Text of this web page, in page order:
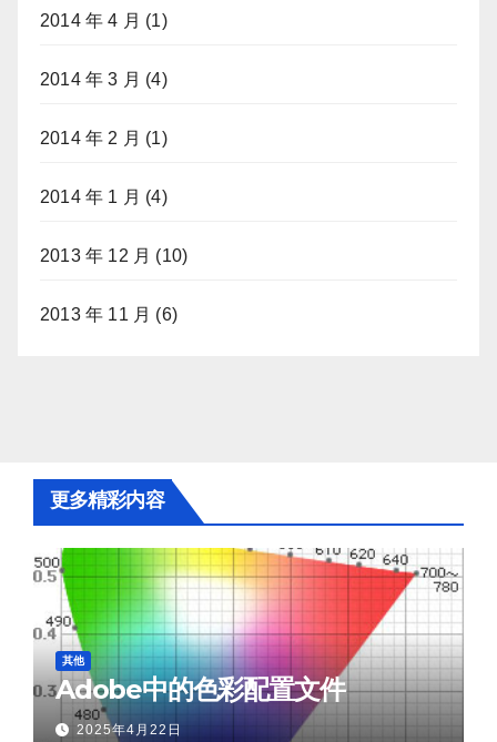
2014 年 4 月 (1)
2014 年 3 月 (4)
2014 年 2 月 (1)
2014 年 1 月 (4)
2013 年 12 月 (10)
2013 年 11 月 (6)
更多精彩内容
其他
Adobe中的色彩配置文件
2025年4月22日